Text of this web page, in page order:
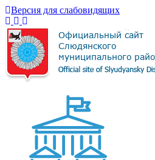
Версия для слабовидящих